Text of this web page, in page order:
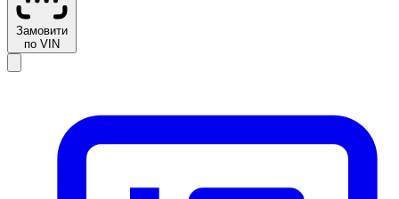
Замовити
по VIN